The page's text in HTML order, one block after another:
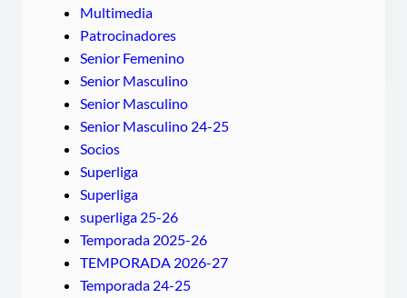
Multimedia
Patrocinadores
Senior Femenino
Senior Masculino
Senior Masculino
Senior Masculino 24-25
Socios
Superliga
Superliga
superliga 25-26
Temporada 2025-26
TEMPORADA 2026-27
Temporada 24-25